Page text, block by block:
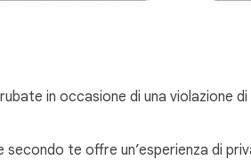
in occasione di una violazione
secondo te offre un’esperienza di